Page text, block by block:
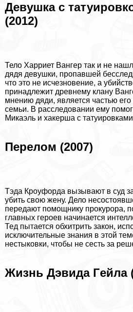
Дeвyшка с
(2012)
Тело Харриет Вангер так и не
дядя дeвyшки, пропавшей
что это не исчезновение, а
принадлежит древнему клану
мнению дяди, является частью его
семьи. В расследовании ему
Микаэль и хакерша с
Перелом (2007)
Тэда Кроуфорда вызывают в суд
убить свою жену. Дело
передают помощнику прокурора,
главных героев начинается
Тед пытается обхитрить закон,
исключительные знания в этой
нестыковки, чтобы не сесть за
Жизнь Дэвида Гeйла